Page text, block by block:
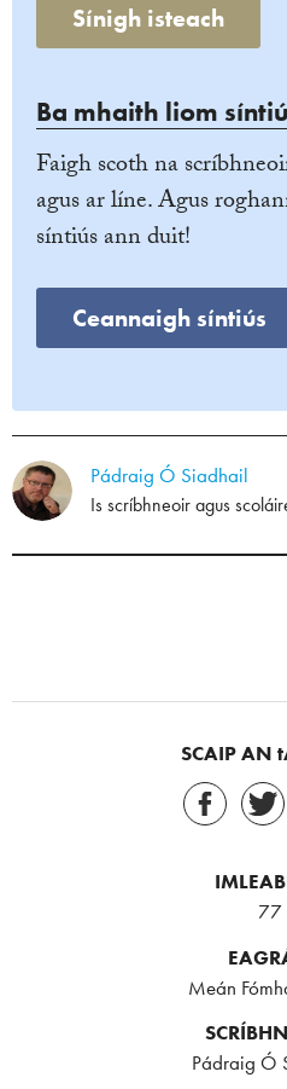
Sínigh isteach
Ba mhaith liom
Faigh scoth na
agus ar líne. Agus
síntiús ann duit!
Ceannaigh síntiús
Pádraig Ó Siadhail
Is scríbhneoir agus
SCAIP AN
77
Meán
Pádraig Ó